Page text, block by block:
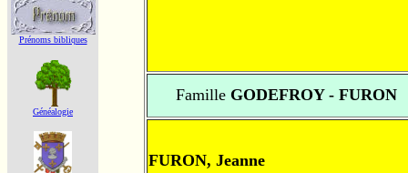
Prénoms bibliques
Généalogie
Famille GODEFROY - FURON
FURON, Jeanne